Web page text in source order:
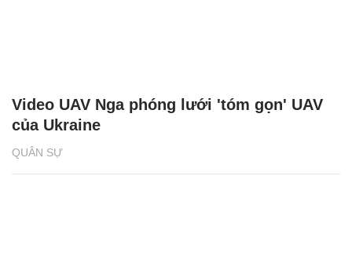
QUÂN SỰ
Video UAV Nga phóng lưới 'tóm gọn' UAV
của Ukraine